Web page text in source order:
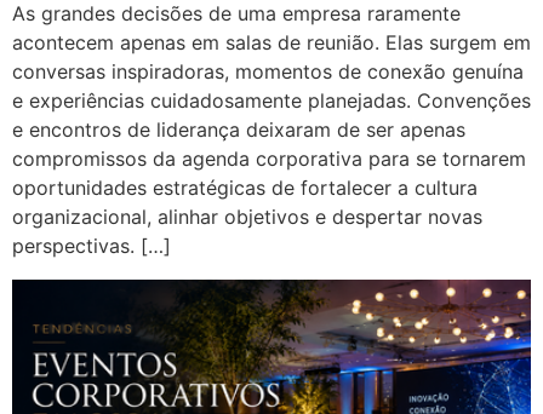
As grandes decisões de uma empresa raramente
acontecem apenas em salas de reunião. Elas surgem em
conversas inspiradoras, momentos de conexão genuína
e experiências cuidadosamente planejadas. Convenções
e encontros de liderança deixaram de ser apenas
compromissos da agenda corporativa para se tornarem
oportunidades estratégicas de fortalecer a cultura
organizacional, alinhar objetivos e despertar novas
perspectivas. […]